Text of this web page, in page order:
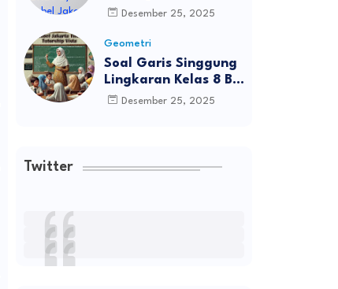
By Bimbel Jakarta
Desember 25, 2025
Geometri
Soal Garis Singgung
Lingkaran Kelas 8 By
Bimbel Jakarta Timur
Desember 25, 2025
Twitter